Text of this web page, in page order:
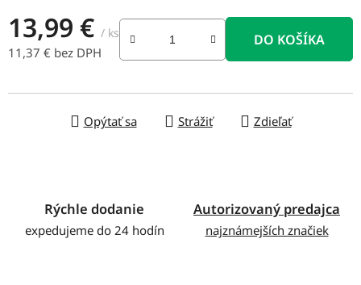
13,99 € / ks
11,37 € bez DPH
DO KOŠÍKA
Opýtať sa Strážiť Zdieľať
Rýchle dodanie
expedujeme do 24 hodín
Autorizovaný predajca
najznámejších značiek